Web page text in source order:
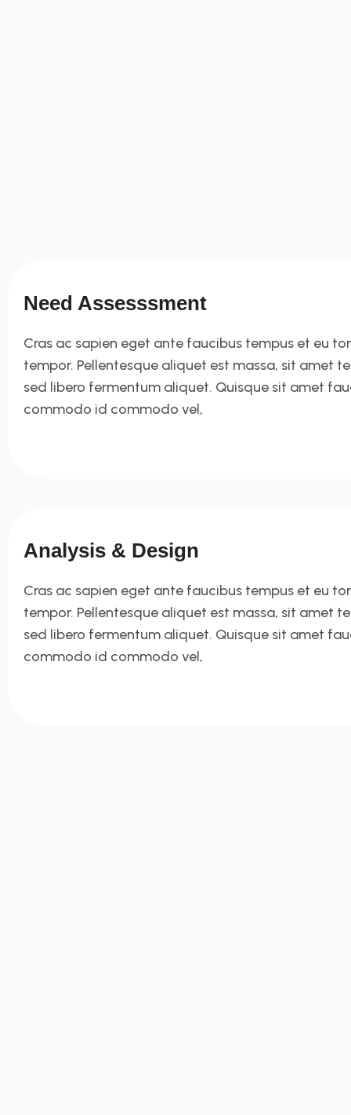
Need Assesssment
Cras ac sapien eget ante faucibus tempus et eu
tempor. Pellentesque aliquet est massa, sit amet
sed libero fermentum aliquet. Quisque sit amet
commodo id commodo vel,
Analysis & Design
Cras ac sapien eget ante faucibus tempus et eu
tempor. Pellentesque aliquet est massa, sit amet
sed libero fermentum aliquet. Quisque sit amet
commodo id commodo vel,